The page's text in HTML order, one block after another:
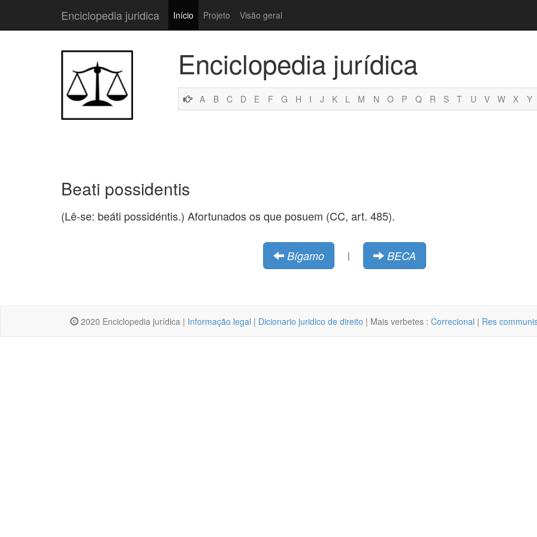
Enciclopedia juridica Início Projeto Visão geral
Enciclopedia jurídica
A B C D E F G H I J K L M N O P Q R S T U V W X Y
Beati possidentis
(Lê-se: beáti possidéntis.) Afortunados os que posuem (CC, art. 485).
Bígamo | BECA
2020 Enciclopedia jurídica | Informação legal | Dicionario juridico de direito | Mais verbetes : Correcional | Res